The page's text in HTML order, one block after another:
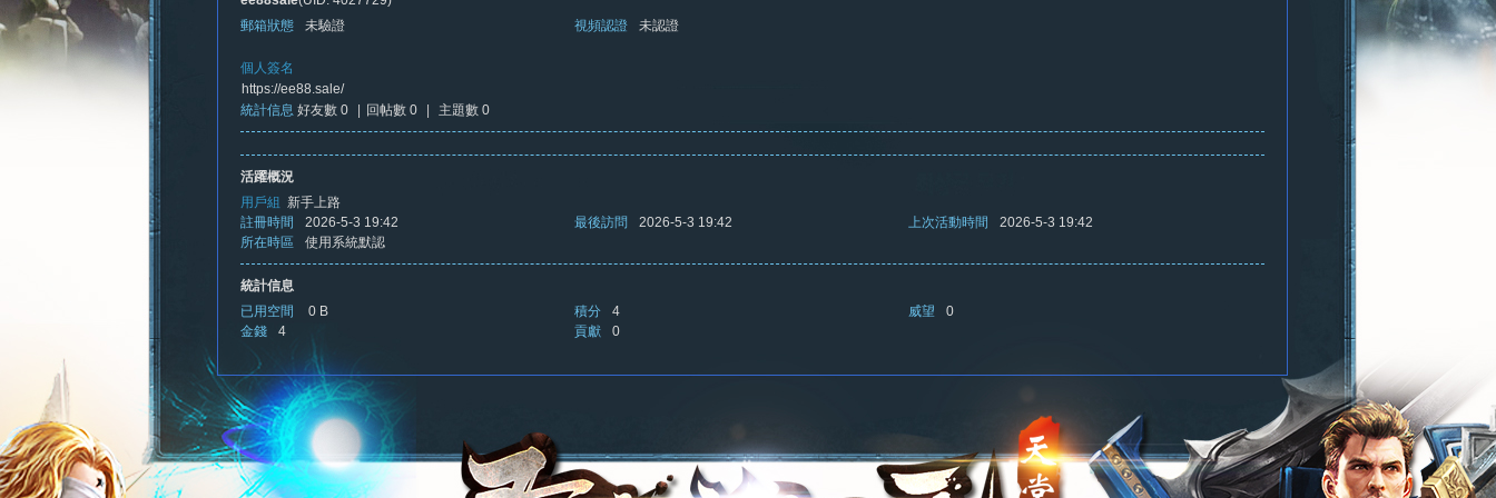
郵箱狀態
未驗證 視頻認證 未認證
個人簽名
https://ee88.sale/
統計信息 好友數 0 回帖數 0 主題數 0
活躍概況
用戶組
新手上路
註冊時間
2026-5-3 19:42 最後訪問 2026-5-3 19:42 上次活動時間
2026-5-3 19:42
所在時區
使用系統默認
統計信息
已用空間
0 B 積分 4 威望
0
金錢
4 貢獻 0